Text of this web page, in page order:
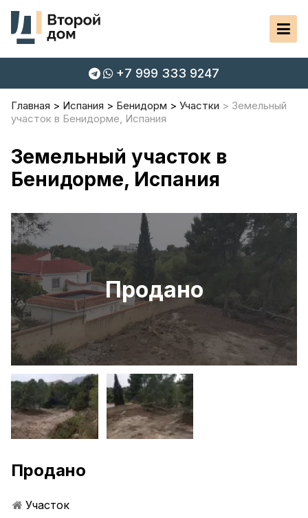
+7 999 333 9247
Главная Испания Бенидорм Участки
Земельный
участок в Бенидорме, Испания
Земельный участок в
Бенидорме, Испания
Продано
Продано
Участок